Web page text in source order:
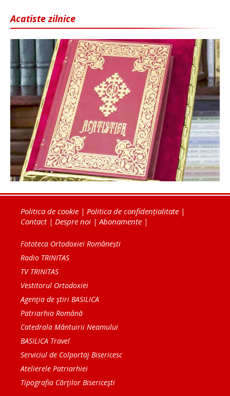
Acatiste zilnice
Politica de cookie | Politica de confidențialitate |
Contact| Despre noi | Abonamente |
Fototeca Ortodoxiei Românești
Radio TRINITAS
TV TRINITAS
Vestitorul Ortodoxiei
Agenţia de ştiri BASILICA
Patriarhia Română
Catedrala Mântuirii Neamului
BASILICA Travel
Serviciul de Colportaj Bisericesc
Atelierele Patriarhiei
Tipografia Cărţilor Bisericeşti